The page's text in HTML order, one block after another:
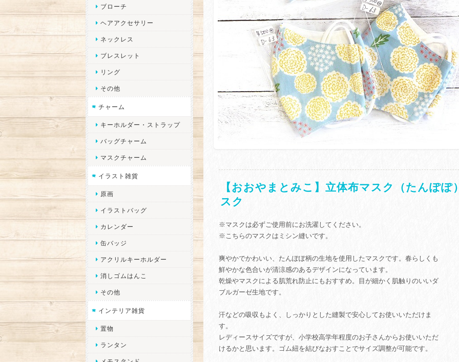
【おおやまとみこ】立体布マスク（たんぽ
スク
※マスクは必ずご使用前にお洗濯してください。
※こちらのマスクはミシン縫いです。
爽やかでかわいい、たんぽぽ柄の生地を使用したマスクです。春らしくも
鮮やかな色合いが清涼感のあるデザインになっています。
乾燥やマスクによる肌荒れ防止にもおすすめ。目が細かく肌触りのいいダ
ブルガーゼ生地です。
汗などの吸収もよく、しっかりとした縫製で安心してお使いいただけま
す。
レディースサイズですが、小学校高学年程度のお子さんからお使いいただ
けるかと思います。ゴム紐を結びなおすことでサイズ調整が可能です。
ブローチ
ヘアアクセサリー
ネックレス
ブレスレット
リング
その他
チャーム
キーホルダー・ストラップ
バッグチャーム
マスクチャーム
イラスト雑貨
原画
イラストバッグ
カレンダー
缶バッジ
アクリルキーホルダー
消しゴムはんこ
その他
インテリア雑貨
置物
ランタン